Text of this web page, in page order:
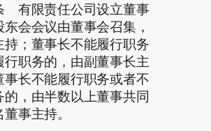
有限责任公司设立董事
会会议由董事会召集，
持；董事长不能履行职务
行职务的，由副董事长主
事长不能履行职务或者不
的，由半数以上董事共同
事主持。